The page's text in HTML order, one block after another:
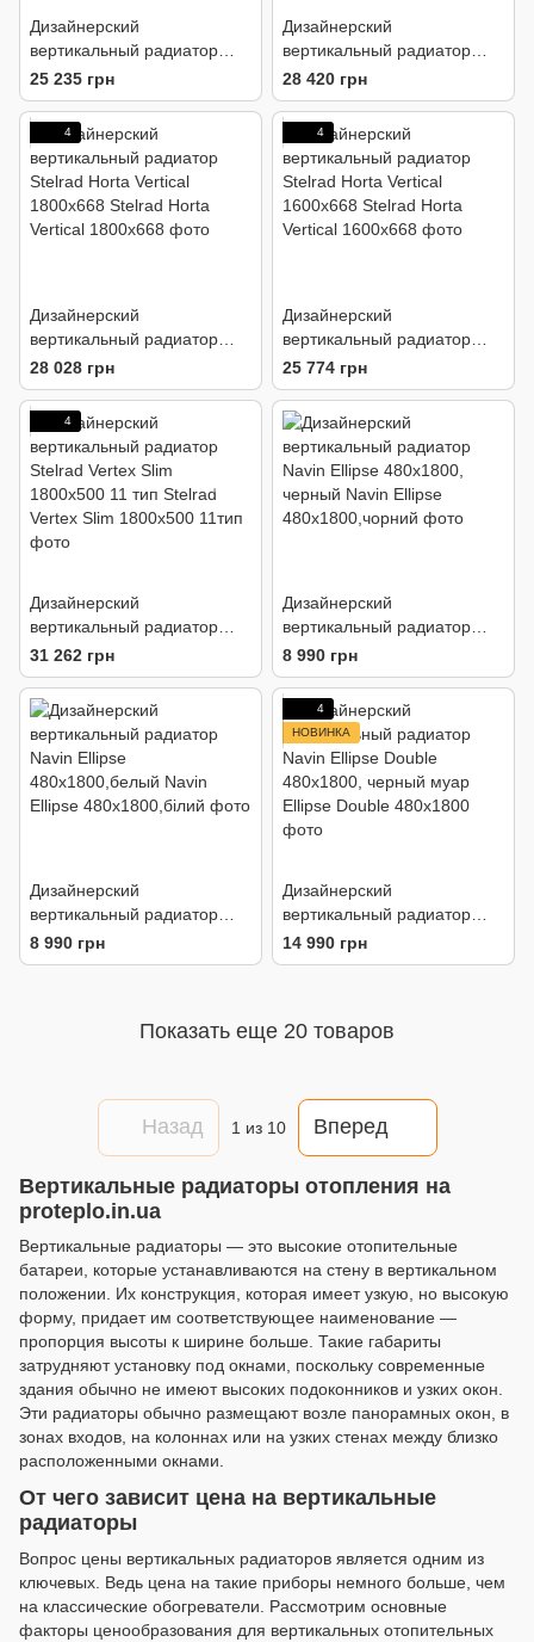
Дизайнерский
вертикальный радиатор
Stelrad Horta Vertical
2000x538
25 235 грн
Дизайнерский
вертикальный радиатор
Stelrad Horta Vertical
2000x668
28 420 грн
4
Дизайнерский
вертикальный радиатор
Stelrad Horta Vertical
1800x668
28 028 грн
4
Дизайнерский
вертикальный радиатор
Stelrad Horta Vertical
1600x668
25 774 грн
4
Дизайнерский
вертикальный радиатор
Stelrad Vertex Slim
1800х500 11 тип
31 262 грн
Дизайнерский
вертикальный радиатор
Navin Ellipse 480х1800,
черный
8 990 грн
Дизайнерский
вертикальный радиатор
Navin Ellipse
480х1800,белый
8 990 грн
4
НОВИНКА
Дизайнерский
вертикальный радиатор
Navin Ellipse Double
480х1800, черный муар
14 990 грн
Показать еще 20 товаров
Назад 1 из 10 Вперед
Вертикальные радиаторы отопления на
proteplo.in.ua
Вертикальные радиаторы — это высокие отопительные
батареи, которые устанавливаются на стену в вертикальном
положении. Их конструкция, которая имеет узкую, но высокую
форму, придает им соответствующее наименование —
пропорция высоты к ширине больше. Такие габариты
затрудняют установку под окнами, поскольку современные
здания обычно не имеют высоких подоконников и узких окон.
Эти радиаторы обычно размещают возле панорамных окон, в
зонах входов, на колоннах или на узких стенах между близко
расположенными окнами.
От чего зависит цена на вертикальные
радиаторы
Вопрос цены вертикальных радиаторов является одним из
ключевых. Ведь цена на такие приборы немного больше, чем
на классические обогреватели. Рассмотрим основные
факторы ценообразования для вертикальных отопительных